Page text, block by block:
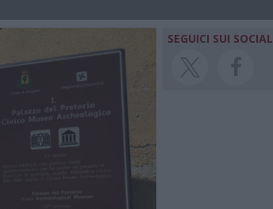
SEGUICI SUI SOCIAL